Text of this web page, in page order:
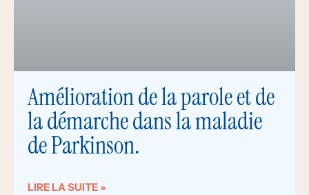
Amélioration de la parole et de
la démarche dans la maladie
de Parkinson.
LIRE LA SUITE »